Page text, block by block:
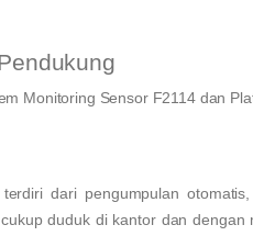
Monitoring Sensor F2114 dan
dari pengumpulan
duduk di kantor dan